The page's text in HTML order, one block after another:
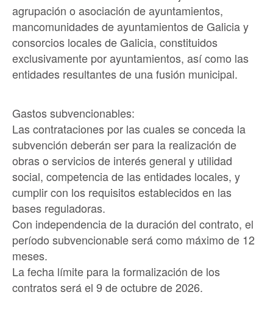
agrupación o asociación de ayuntamientos,
mancomunidades de ayuntamientos de Galicia y
consorcios locales de Galicia, constituidos
exclusivamente por ayuntamientos, así como las
entidades resultantes de una fusión municipal.
Gastos subvencionables:
Las contrataciones por las cuales se conceda la
subvención deberán ser para la realización de
obras o servicios de interés general y utilidad
social, competencia de las entidades locales, y
cumplir con los requisitos establecidos en las
bases reguladoras.
Con independencia de la duración del contrato, el
período subvencionable será como máximo de 12
meses.
La fecha límite para la formalización de los
contratos será el 9 de octubre de 2026.